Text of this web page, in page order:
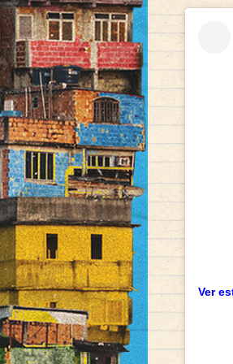
Ver